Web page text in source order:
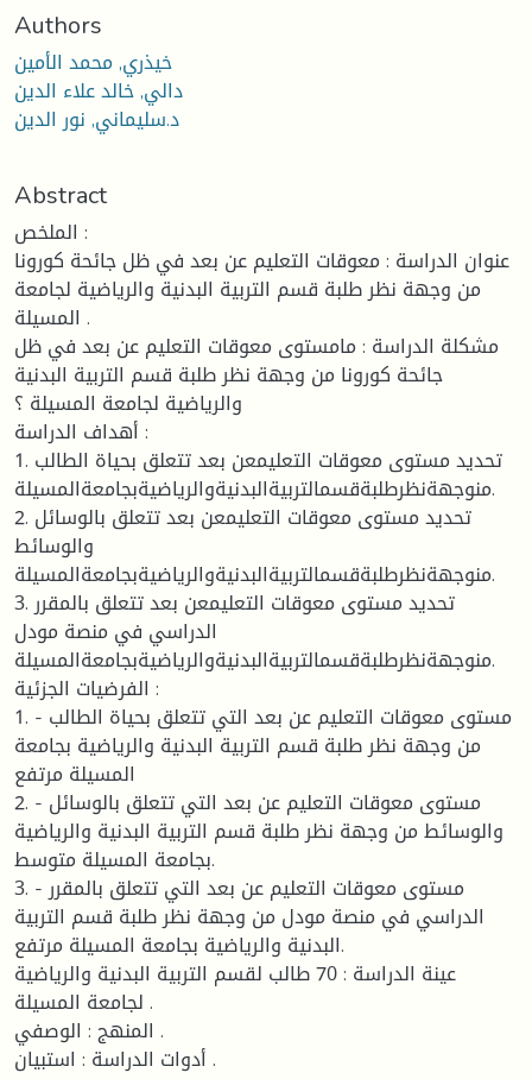
Authors
خيذري, محمد الأمين
دالي, خالد علاء الدين
د.سليماني, نور الدين
Abstract
الملخص :
عنوان الدراسة : معوقات التعليم عن بعد في ظل جائحة كورونا
من وجهة نظر طلبة قسم التربية البدنية والرياضية لجامعة
المسيلة .
مشكلة الدراسة : مامستوى معوقات التعليم عن بعد في ظل
جائحة كورونا من وجهة نظر طلبة قسم التربية البدنية
والرياضية لجامعة المسيلة ؟
أهداف الدراسة :
1. تحديد مستوى معوقات التعليمعن بعد تتعلق بحياة الطالب
منوجهةنظرطلبةقسمالتربيةالبدنيةوالرياضيةبجامعةالمسيلة.
2. تحديد مستوى معوقات التعليمعن بعد تتعلق بالوسائل
والوسائط
منوجهةنظرطلبةقسمالتربيةالبدنيةوالرياضيةبجامعةالمسيلة.
3. تحديد مستوى معوقات التعليمعن بعد تتعلق بالمقرر
الدراسي في منصة مودل
منوجهةنظرطلبةقسمالتربيةالبدنيةوالرياضيةبجامعةالمسيلة.
الفرضيات الجزئية :
1. - مستوى معوقات التعليم عن بعد التي تتعلق بحياة الطالب
من وجهة نظر طلبة قسم التربية البدنية والرياضية بجامعة
المسيلة مرتفع
2. - مستوى معوقات التعليم عن بعد التي تتعلق بالوسائل
والوسائط من وجهة نظر طلبة قسم التربية البدنية والرياضية
بجامعة المسيلة متوسط.
3. - مستوى معوقات التعليم عن بعد التي تتعلق بالمقرر
الدراسي في منصة مودل من وجهة نظر طلبة قسم التربية
البدنية والرياضية بجامعة المسيلة مرتفع.
عينة الدراسة : 70 طالب لقسم التربية البدنية والرياضية
لجامعة المسيلة .
المنهج : الوصفي .
أدوات الدراسة : استبيان .